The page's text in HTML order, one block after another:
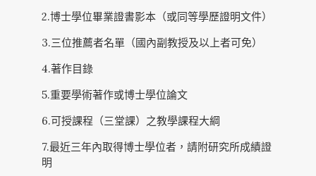
2.博士學位畢業證書影本（或同等學歷證明文件）
3.三位推薦者名單（國內副教授及以上者可免）
4.著作目錄
5.重要學術著作或博士學位論文
6.可授課程（三堂課）之教學課程大綱
7.最近三年內取得博士學位者，請附研究所成績證
明